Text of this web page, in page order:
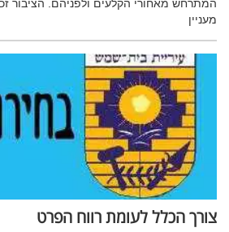
המתרחש מאחורי הקלעים ולפניהם. הציבור
מעניין
צורך הכלל לעומת רווח הפרט